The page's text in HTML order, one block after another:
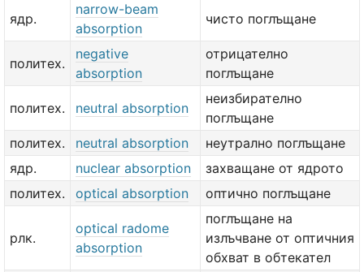
ядр.
narrow-beam
absorption
чисто поглъщане
политех.
negative
absorption
отрицателно
поглъщане
политех. neutral absorption
неизбирателно
поглъщане
политех.
neutral absorption
неутрално поглъщане
ядр.
nuclear absorption
захващане от ядрото
политех.
optical absorption оптично поглъщане
рлк.
optical radome
absorption
поглъщане на
излъчване от оптичния
обхват в обтекател